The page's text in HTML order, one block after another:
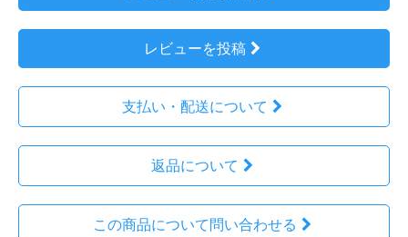
レビューを投稿
支払い・配送について
返品について
この商品について問い合わせる